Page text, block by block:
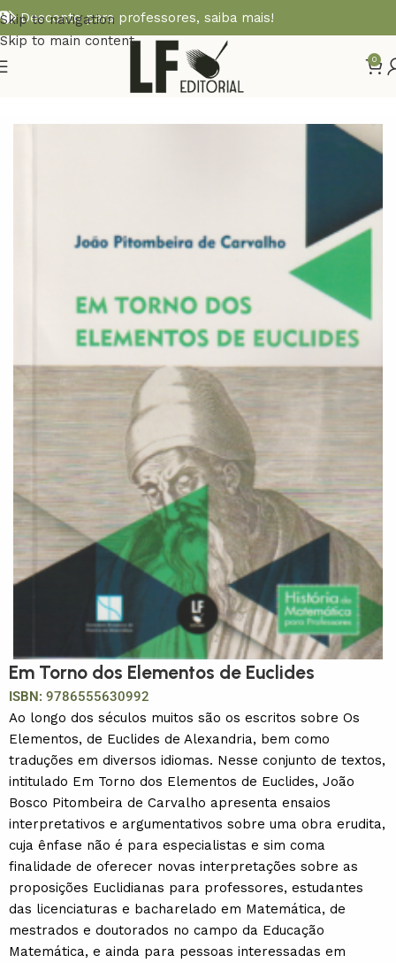
Skip to navigation
Skip to main content
Desconto para professores, saiba mais!
0
Início
Em Torno dos Elementos de Euclides
ISBN: 9786555630992
Ao longo dos séculos muitos são os escritos sobre Os
Elementos, de Euclides de Alexandria, bem como
traduções em diversos idiomas. Nesse conjunto de textos,
intitulado Em Torno dos Elementos de Euclides, João
Bosco Pitombeira de Carvalho apresenta ensaios
interpretativos e argumentativos sobre uma obra erudita,
cuja ênfase não é para especialistas e sim coma
finalidade de oferecer novas interpretações sobre as
proposições Euclidianas para professores, estudantes
das licenciaturas e bacharelado em Matemática, de
mestrados e doutorados no campo da Educação
Matemática, e ainda para pessoas interessadas em